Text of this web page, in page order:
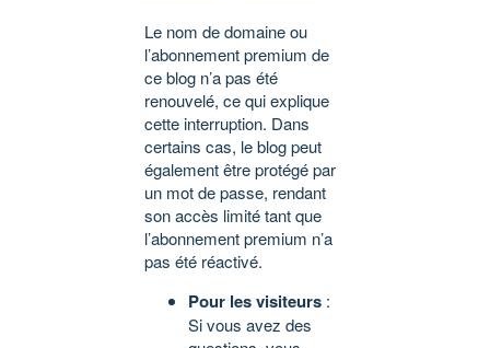
Le nom de domaine ou
l’abonnement premium de
ce blog n’a pas été
renouvelé, ce qui explique
cette interruption. Dans
certains cas, le blog peut
également être protégé par
un mot de passe, rendant
son accès limité tant que
l’abonnement premium n’a
pas été réactivé.
Pour les visiteurs :
Si vous avez des